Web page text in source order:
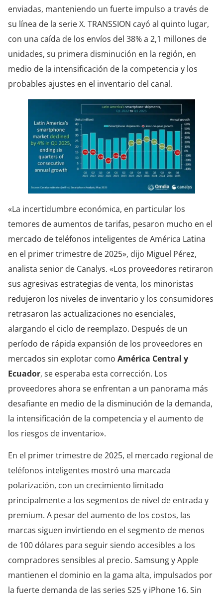
enviadas, manteniendo un fuerte impulso a través de
su línea de la serie X. TRANSSION cayó al quinto lugar,
con una caída de los envíos del 38% a 2,1 millones de
unidades, su primera disminución en la región, en
medio de la intensificación de la competencia y los
probables ajustes en el inventario del canal.
«La incertidumbre económica, en particular los
temores de aumentos de tarifas, pesaron mucho en el
mercado de teléfonos inteligentes de América Latina
en el primer trimestre de 2025», dijo Miguel Pérez,
analista senior de Canalys. «Los proveedores retiraron
sus agresivas estrategias de venta, los minoristas
redujeron los niveles de inventario y los consumidores
retrasaron las actualizaciones no esenciales,
alargando el ciclo de reemplazo. Después de un
período de rápida expansión de los proveedores en
mercados sin explotar como América Central y
Ecuador, se esperaba esta corrección. Los
proveedores ahora se enfrentan a un panorama más
desafiante en medio de la disminución de la demanda,
la intensificación de la competencia y el aumento de
los riesgos de inventario».
En el primer trimestre de 2025, el mercado regional de
teléfonos inteligentes mostró una marcada
polarización, con un crecimiento limitado
principalmente a los segmentos de nivel de entrada y
premium. A pesar del aumento de los costos, las
marcas siguen invirtiendo en el segmento de menos
de 100 dólares para seguir siendo accesibles a los
compradores sensibles al precio. Samsung y Apple
mantienen el dominio en la gama alta, impulsados por
la fuerte demanda de las series S25 y iPhone 16. Sin